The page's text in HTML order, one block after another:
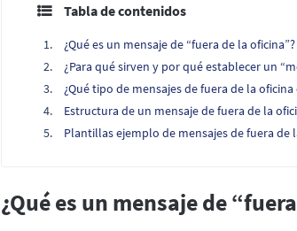
Tabla de contenidos
¿Qué es un mensaje de “fuera de la oficina”?
¿Para qué sirven y por qué establecer un
¿Qué tipo de mensajes de fuera de la oficina
Estructura de un mensaje de fuera de la
Plantillas ejemplo de mensajes de fuera de
¿Qué es un mensaje de